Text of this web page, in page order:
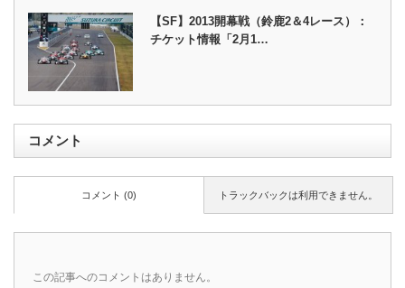
【SF】2013開幕戦（鈴鹿2＆4レース）：
チケット情報「2月1…
コメント
トラックバックは利用できません。
コメント (0)
この記事へのコメントはありません。